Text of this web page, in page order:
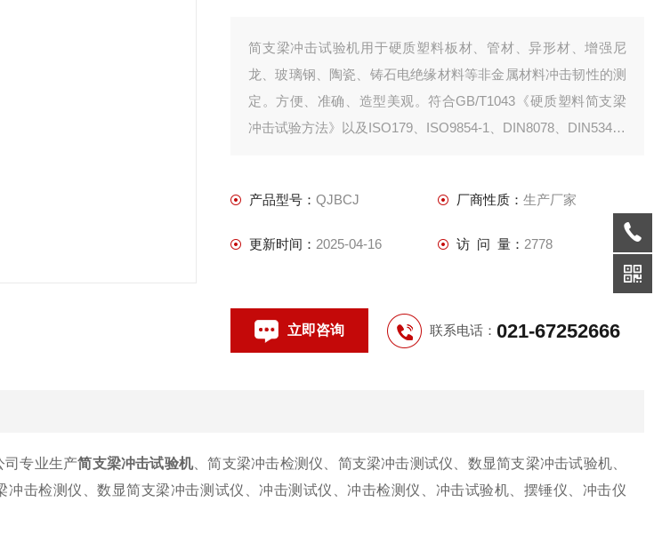
简支梁冲击试验机用于硬质塑料板材、管材、异形材、增强尼
龙、玻璃钢、陶瓷、铸石电绝缘材料等非金属材料冲击韧性的测
定。方便、准确、造型美观。符合GB/T1043《硬质塑料简支梁
冲击试验方法》以及ISO179、ISO9854-1、DIN8078、DIN53453
产品型号： QJBCJ 厂商性质： 生产厂家
更新时间： 2025-04-16 访 问 量： 2778
立即咨询 联系电话： 021-67252666
司专业生产简支梁冲击试验机、简支梁冲击检测仪、简支梁冲击测试仪、数显简支梁冲击试验机、
冲击检测仪、数显简支梁冲击测试仪、冲击测试仪、冲击检测仪、冲击试验机、摆锤仪、冲击仪